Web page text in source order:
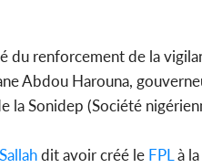
du renforcement de la
Abdou Harouna,
la Sonidep (Société
dit avoir créé le FPL à